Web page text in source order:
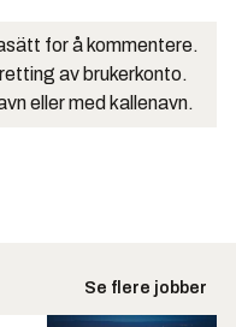
for å kommentere.
av brukerkonto.
eller med kallenavn.
Se flere jobber